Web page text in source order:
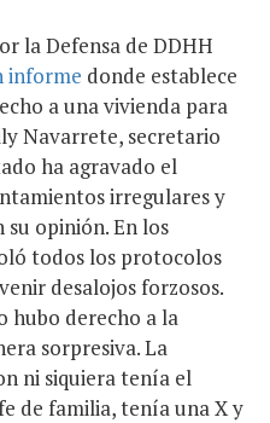
la Defensa de DDHH
informe donde establece
a una vivienda para
Navarrete, secretario
ha agravado el
irregulares y
su opinión. En los
todos los protocolos
desalojos forzosos.
hubo derecho a la
sorpresiva. La
ni siquiera tenía el
de familia, tenía una X y